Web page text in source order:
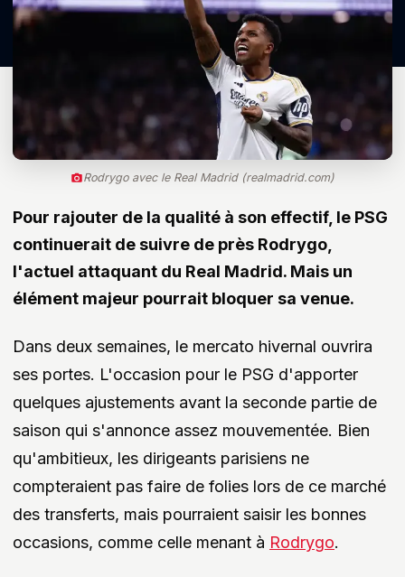
Rodrygo avec le Real Madrid (realmadrid.com)
Pour rajouter de la qualité à son effectif, le PSG
continuerait de suivre de près Rodrygo,
l'actuel attaquant du Real Madrid. Mais un
élément majeur pourrait bloquer sa venue.
Dans deux semaines, le mercato hivernal ouvrira
ses portes. L'occasion pour le PSG d'apporter
quelques ajustements avant la seconde partie de
saison qui s'annonce assez mouvementée. Bien
qu'ambitieux, les dirigeants parisiens ne
compteraient pas faire de folies lors de ce marché
des transferts, mais pourraient saisir les bonnes
occasions, comme celle menant à Rodrygo.